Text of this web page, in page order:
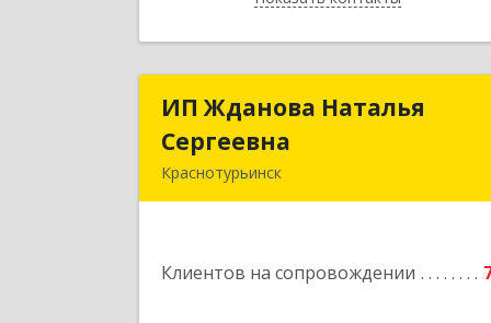
ИП Жданова Наталья
Сергеевна
Краснотурьинск
Клиентов на сопровождении
ИП Жданова Наталья